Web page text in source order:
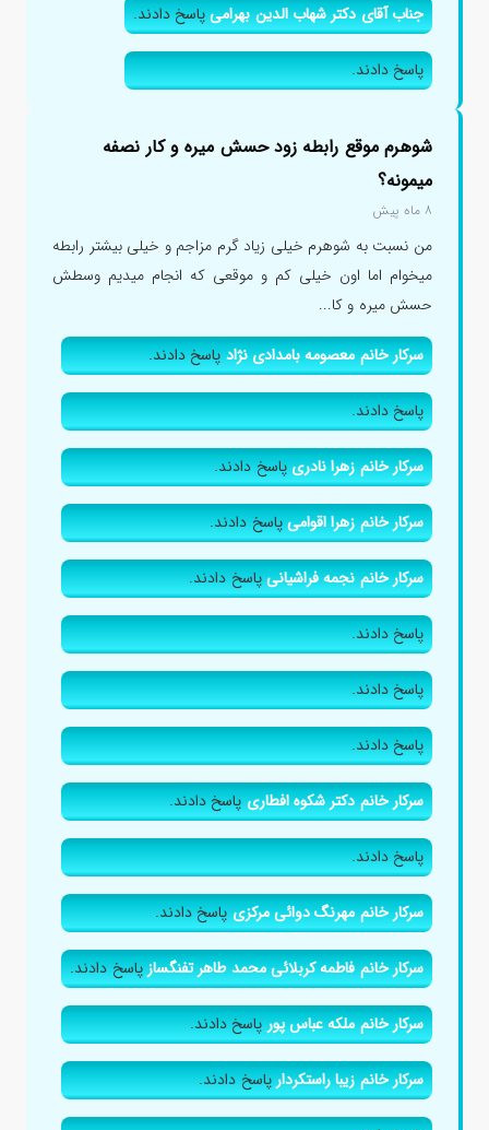
جناب آقای دکتر شهاب الدین بهرامیپاسخ دادند.
پاسخ دادند.
شوهرم موقع رابطه زود حسش میره و کار نصفه
میمونه؟
۸ ماه پیش
من نسبت به شوهرم خیلی زیاد گرم مزاجم و خیلی بیشتر رابطه
میخوام اما اون خیلی کم و موقعی که انجام میدیم وسطش
حسش میره و کا...
سرکار خانم معصومه بامدادی نژادپاسخ دادند.
پاسخ دادند.
سرکار خانم زهرا نادریپاسخ دادند.
سرکار خانم زهرا اقوامیپاسخ دادند.
سرکار خانم نجمه فراشیانیپاسخ دادند.
پاسخ دادند.
پاسخ دادند.
پاسخ دادند.
سرکار خانم دکتر شکوه افطاریپاسخ دادند.
پاسخ دادند.
سرکار خانم مهرنگ دوائی مرکزیپاسخ دادند.
سرکار خانم فاطمه کربلائی محمد طاهر تفنگسازپاسخ دادند.
سرکار خانم ملکه عباس پورپاسخ دادند.
سرکار خانم زیبا راستکردارپاسخ دادند.